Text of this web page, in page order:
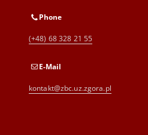
Phone
(+48) 68 328 21 55
E-Mail
kontakt@zbc.uz.zgora.pl